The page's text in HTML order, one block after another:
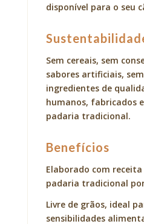
disponível para o seu
Sem cereais, sem
sabores artificiais,
ingredientes de
humanos, fabricados
padaria tradicional.
Benefícios
Elaborado com
padaria tradicional
Livre de grãos, ideal
sensibilidades